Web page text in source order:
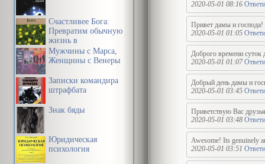
Счастливее Бога:
Превратим обычную
жизнь в
необыкновенное
приключение
Мужчины с Марса,
Женщины с Венеры
Записки командира
штрафбата
Знак бяды
Юридическая
психология
2020-05-01 08:16
Привет дамы и господа!
2020-05-01 01:05
Доброго времени суток
2020-05-01 01:07
Добрый день дамы и
2020-05-01 03:45
Приветствую Вас
2020-05-01 03:48
Awesome! Its genuinely
2020-05-01 03:51